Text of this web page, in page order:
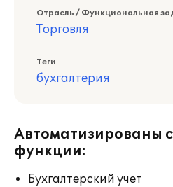
Отрасль / Функциональная
Торговля
Теги
бухгалтерия
Автоматизированы
функции:
Бухгалтерский учет